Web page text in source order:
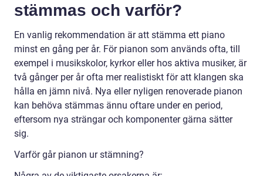
stämmas och varför?
En vanlig rekommendation är att stämma ett piano
minst en gång per år. För pianon som används ofta, till
exempel i musikskolor, kyrkor eller hos aktiva musiker, är
två gånger per år ofta mer realistiskt för att klangen ska
hålla en jämn nivå. Nya eller nyligen renoverade pianon
kan behöva stämmas ännu oftare under en period,
eftersom nya strängar och komponenter gärna sätter
sig.
Varför går pianon ur stämning?